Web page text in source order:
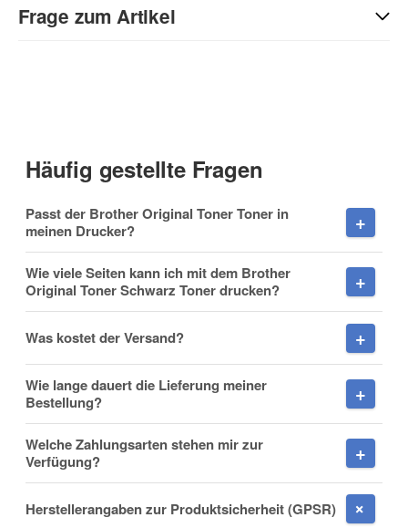
Sie Anderen bei der Kaufentscheidung:
Frage zum Artikel
Nachname
Firma
Häufig gestellte Fragen
Passt der Brother Original Toner Toner in
meinen Drucker?
Wie viele Seiten kann ich mit dem Brother
Original Toner Schwarz Toner drucken?
Was kostet der Versand?
Wie lange dauert die Lieferung meiner
Bestellung?
Welche Zahlungsarten stehen mir zur
Verfügung?
Herstellerangaben zur Produktsicherheit (GPSR)